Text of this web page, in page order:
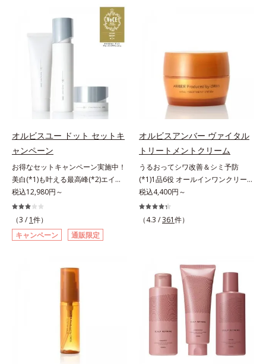
ン、フィトステロールズ、（Ｃ１２
－２０）アルキルグルコシドの組み
合わせが初（2023年4月 Mintel社デ
ータベースによる当社調べ）*2 う
ーストステップのこと*4 細胞間脂
質に類似した構造*5 保湿成分
ミ・ソバカスを防ぐ（ウォッシュを
除く）*2 オルビス内スキンケアシ
リーズの保湿力*3 年齢に応じたお
手入れのこと*4 うるおいによる
*5 乾燥、ハリ・ツヤのなさ*6
乾燥による*7 保湿成分*8 ロニ
セラカエルレア果汁、ノバラエキス
配合＝うるおいを与えハリと透明感
に満ちた肌へ導く保湿成分*9 メマ
ツヨイグサ抽出液、スイカズラエキ
ス配合＝角層のすみずみまで水分・
油分を保ち、ハリ・ツヤを与える保
湿成分*10 気持ちのこと
による肌悩み一つ一つを対処するの
ではなく、肌で起きていることの根
本原因に着目。加齢とともに現れる
年齢サインについて研究を進めたと
リのなさ」や、くすみ(*7)などが現
れている状態である「透明感のな
さ」が、大人の肌印象に大きな影響
を与えていることがわかりました。
そこでオルビスユー ドットシリー
ズは美容成分(*8)として「G.D.F.ア
クティベーター(*9)」を配合。そし
て、従来から配合している美白(*1)
有効成分「トラネキサム酸」を配合
しました。さらに、シリーズ共通の
美容成分「GLルートブースター
(*10)」を配合することで、肌のふ
っくら感や透明感を叶えます。美白
ケアしながら多角的なエイジングケ
アが叶うシリーズに。3ステップで
果的なシナジー設計で、あなたのエ
イジングケアを応援します。*1 メ
ラニンの生成を抑え、シミ・ソバカ
スを防ぐ（ウォッシュを除く）*2
オルビス内スキンケアシリーズの保
湿力*3 年齢に応じたお手入れのこ
と*4 角層まで*5 うるおいによ
る*6 乾燥、ハリ・ツヤのなさ
齢サインについて研究を進めたとこ
ろ、弾力感のない状態である「ハリ
のなさ」や、くすみ(*5)などが現れ
ている状態である「透明感のなさ」
が、大人の肌印象に大きな影響を与
えていることがわかりました。そこ
でオルビスユー ドットシリーズは
美容成分(*9)として「G.D.F.アクテ
ィベーター(*10)」を配合。そし
て、従来から配合している美白(*1)
有効成分「トラネキサム酸」を配合
しました。さらに、シリーズ共通の
美容成分「GLルートブースター
(*11)」を配合することで、肌のふ
上向き(*12)のハリと透明感を。効
果的なシナジー設計で、あなたのエ
イジングケアを応援します。*1 メ
ラニンの生成を抑え、シミ・ソバカ
スを防ぐ（ウォッシュを除く）*2
オルビス内スキンケアシリーズの保
湿力*3 年齢に応じたお手入れのこ
と*4 剥がれずに肌に蓄積した古い
オルビスユー ドット セットキ
ャンペーン
お得なセットキャンペーン実施中！
美白(*1)も叶える最高峰(*2)エイジ
ングケア(*3)。ハリも透明感(*4)も
結果主義。年齢サイン(*5)の因子に
着目した肌科学エイジングケア(*3)
シリーズ。オルビスユー ドットシ
リーズは、年齢による肌悩み一つ一
ていることの根本原因に着目。加齢
いて研究を進めたところ、弾力感の
ない状態である「ハリのなさ」や、
くすみ(*6)などが現れている状態で
ある「透明感のなさ」が現れること
で大人の肌印象に大きな影響を与え
ていることが分かりました。そこで
税込12,980円～
（3 / 1件）
キャンペーン
通販限定
オルビスアンバー ヴァイタル
トリートメントクリーム
うるおってシワ改善＆シミ予防
(*1)1品6役 オールインワンクリー
ム。オルビスアンバーは、いつも⾃
然体で美しくありたいと願う⼤⼈世
代に寄り添うブランドです。年齢印
れで賢いケアを。ライフスタイルに
なじむ、若々しい印象(*2)作りのサ
ポートをします。オルビスアンバー
ヴァイタルトリートメントクリーム
「オルビスアンバー ヴァイタルト
リートメントクリーム」は、1品
で、化粧水、クリーム、シワ改善・
美白(*1)美容液、乳液・保湿液、ネ
税込4,400円～
（4.3 /361件）